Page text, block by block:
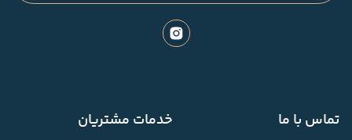
تماس با ما خدمات مشتریان